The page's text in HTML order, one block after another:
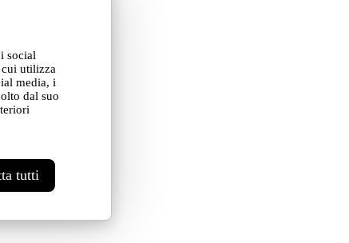
social
utilizza
media, i
dal suo
tutti